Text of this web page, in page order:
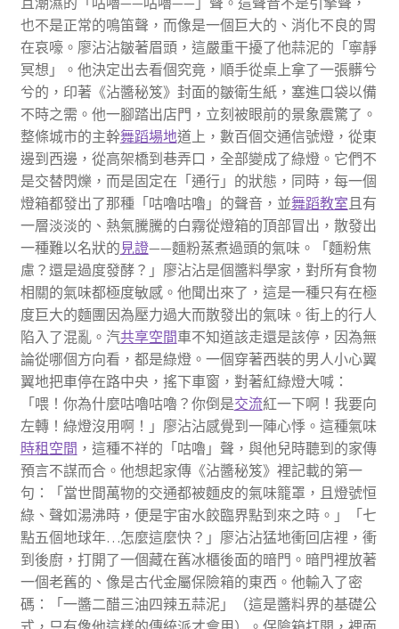
也不是正常的鳴笛聲，而像是一個巨大的、消化不良的胃
在哀嚎。廖沾沾皺著眉頭，這嚴重干擾了他蒜泥的「寧靜
冥想」。他決定出去看個究竟，順手從桌上拿了一張髒兮
兮的，印著《沾醬秘笈》封面的皺衛生紙，塞進口袋以備
不時之需。他一腳踏出店門，立刻被眼前的景象震驚了。
整條城市的主幹舞蹈場地道上，數百個交通信號燈，從東
邊到西邊，從高架橋到巷弄口，全部變成了綠燈。它們不
是交替閃爍，而是固定在「通行」的狀態，同時，每一個
燈箱都發出了那種「咕嚕咕嚕」的聲音，並舞蹈教室 且有
一層淡淡的、熱氣騰騰的白霧從燈箱的頂部冒出，散發出
一種難以名狀的 見證——麵粉蒸煮過頭的氣味。「麵粉焦
慮？還是過度發酵？」廖沾沾是個醬料學家，對所有食物
相關的氣味都極度敏感。他聞出來了，這是一種只有在極
度巨大的麵團因為壓力過大而散發出的氣味。街上的行人
陷入了混亂。汽共享空間車不知道該走還是該停，因為無
論從哪個方向看，都是綠燈。一個穿著西裝的男人小心翼
翼地把車停在路中央，搖下車窗，對著紅綠燈大喊：
「喂！你為什麼咕嚕咕嚕？你倒是交流紅一下啊！我要向
左轉！綠燈沒用啊！」廖沾沾感覺到一陣心悸。這種氣味
時租空間 ，這種不祥的「咕嚕」聲，與他兒時聽到的家傳
預言不謀而合。他想起家傳《沾醬秘笈》裡記載的第一
句：「當世間萬物的交通都被麵皮的氣味籠罩，且燈號恒
綠、聲如湯沸時，便是宇宙水餃臨界點到來之時。」「七
點五個地球年…怎麼這麼快？」廖沾沾猛地衝回店裡，衝
到後廚，打開了一個藏在舊冰櫃後面的暗門。暗門裡放著
一個老舊的、像是古代金屬保險箱的東西。他輸入了密
碼：「一醬二醋三油四辣五蒜泥」（這是醬料界的基礎公